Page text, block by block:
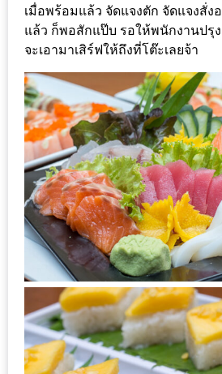
แจก
ฟรี
LINE
GIFTCODE!
ลายแทง
ความ
อร่อย
ทั่ว
เชียงใหม่
ลุ้น
รับ
ประทาน
บุฟเฟ่ต์
ฟรี
เมื่อพร้อมแล้ว จัดแจงตัก จัดแจงสั่ง
แล้ว ก็พอสักแป๊บ รอให้พนักงานปรุ
จะเอามาเสิร์ฟให้ถึงที่โต๊ะเลยจ้า